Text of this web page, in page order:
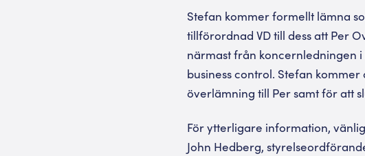
Stefan kommer formellt lämna
tillförordnad VD till dess att Per
närmast från koncernledningen
business control. Stefan
överlämning till Per samt för att
För ytterligare information,
John Hedberg,